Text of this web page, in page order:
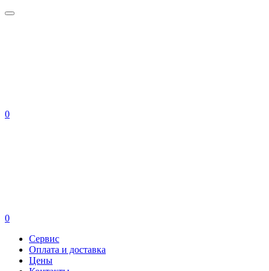
0
0
Сервис
Оплата и доставка
Цены